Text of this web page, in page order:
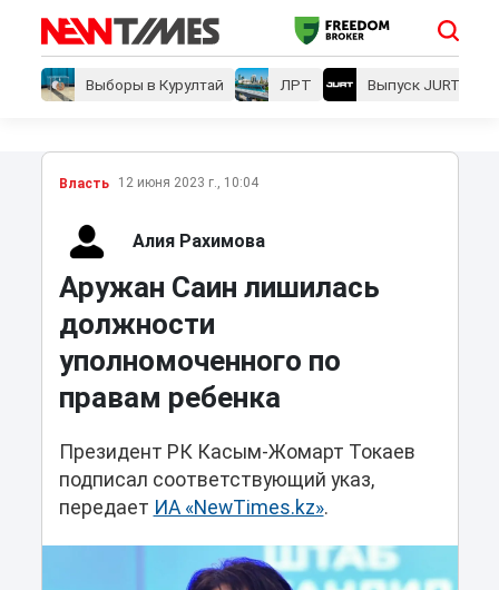
Выборы в Курултай ЛРТ Выпуск JURT
Власть 12 июня 2023 г., 10:04
Алия Рахимова
Аружан Саин лишилась
должности
уполномоченного по
правам ребенка
Президент РК Касым-Жомарт Токаев
подписал соответствующий указ,
передает ИА «NewTimes.kz».